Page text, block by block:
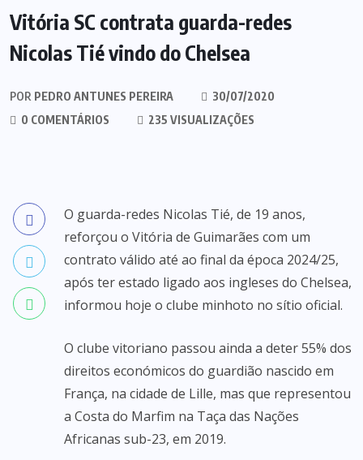
Vitória SC contrata guarda-redes
Nicolas Tié vindo do Chelsea
POR PEDRO ANTUNES PEREIRA
30/07/2020
0 COMENTÁRIOS
235 VISUALIZAÇÕES
O guarda-redes Nicolas Tié, de 19 anos,
reforçou o Vitória de Guimarães com um
contrato válido até ao final da época 2024/25,
após ter estado ligado aos ingleses do Chelsea,
informou hoje o clube minhoto no sítio oficial.
O clube vitoriano passou ainda a deter 55% dos
direitos económicos do guardião nascido em
França, na cidade de Lille, mas que representou
a Costa do Marfim na Taça das Nações
Africanas sub-23, em 2019.